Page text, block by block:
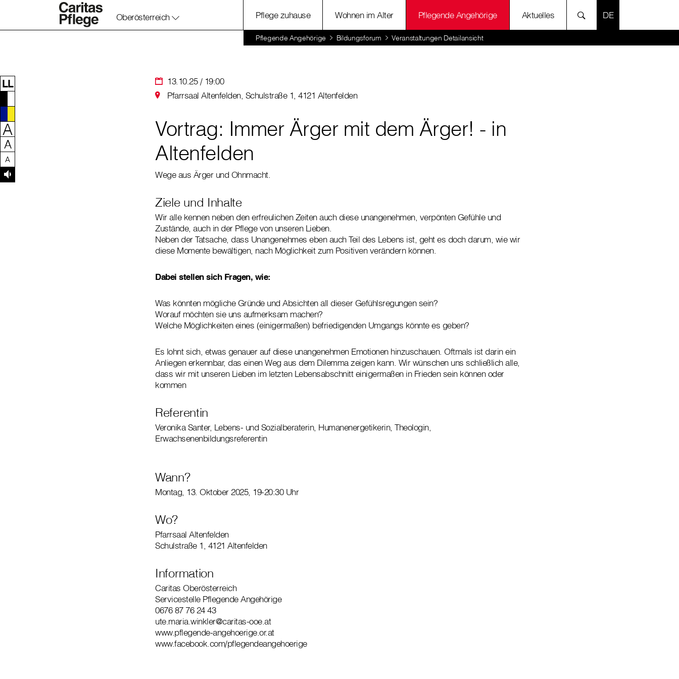
Zum Inhalt dieser Seite
Zur Navigation
Zum Footer dieser Seite
Oberösterreich Pflege zuhause Wohnen im Alter Pflegende Angehörige Aktuelles SPRACHE
Pflegende Angehörige Bildungsforum Veranstaltungen Detailansicht
LL
A
A
A
13.10.25 / 19:00
Pfarrsaal Altenfelden, Schulstraße 1, 4121 Altenfelden
Vortrag: Immer Ärger mit dem Ärger! - in
Altenfelden
Wege aus Ärger und Ohnmacht.
Ziele und Inhalte
Wir alle kennen neben den erfreulichen Zeiten auch diese unangenehmen, verpönten Gefühle und
Zustände, auch in der Pflege von unseren Lieben.
Neben der Tatsache, dass Unangenehmes eben auch Teil des Lebens ist, geht es doch darum, wie wir
diese Momente bewältigen, nach Möglichkeit zum Positiven verändern können.
Dabei stellen sich Fragen, wie:
Was könnten mögliche Gründe und Absichten all dieser Gefühlsregungen sein?
Worauf möchten sie uns aufmerksam machen?
Welche Möglichkeiten eines (einigermaßen) befriedigenden Umgangs könnte es geben?
Es lohnt sich, etwas genauer auf diese unangenehmen Emotionen hinzuschauen. Oftmals ist darin ein
Anliegen erkennbar, das einen Weg aus dem Dilemma zeigen kann. Wir wünschen uns schließlich alle,
dass wir mit unseren Lieben im letzten Lebensabschnitt einigermaßen in Frieden sein können oder
kommen
Referentin
Veronika Santer, Lebens- und Sozialberaterin, Humanenergetikerin, Theologin,
Erwachsenenbildungsreferentin
Wann?
Montag, 13. Oktober 2025, 19-20:30 Uhr
Wo?
Pfarrsaal Altenfelden
Schulstraße 1, 4121 Altenfelden
Information
Caritas Oberösterreich
Servicestelle Pflegende Angehörige
0676 87 76 24 43
ute.maria.winkler@caritas-ooe.at
www.pflegende-angehoerige.or.at
www.facebook.com/pflegendeangehoerige